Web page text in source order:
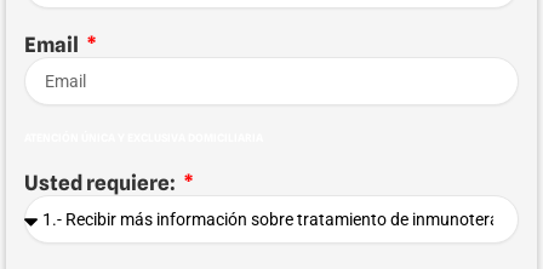
Email
Usted requiere: